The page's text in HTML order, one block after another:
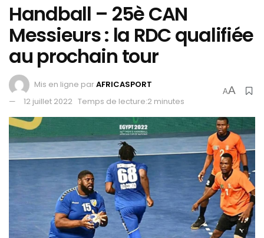
Handball – 25è CAN
Messieurs : la RDC qualifiée
au prochain tour
Mis en ligne parAFRICASPORT
12 juillet 2022 Temps de lecture:2 minutes
AA